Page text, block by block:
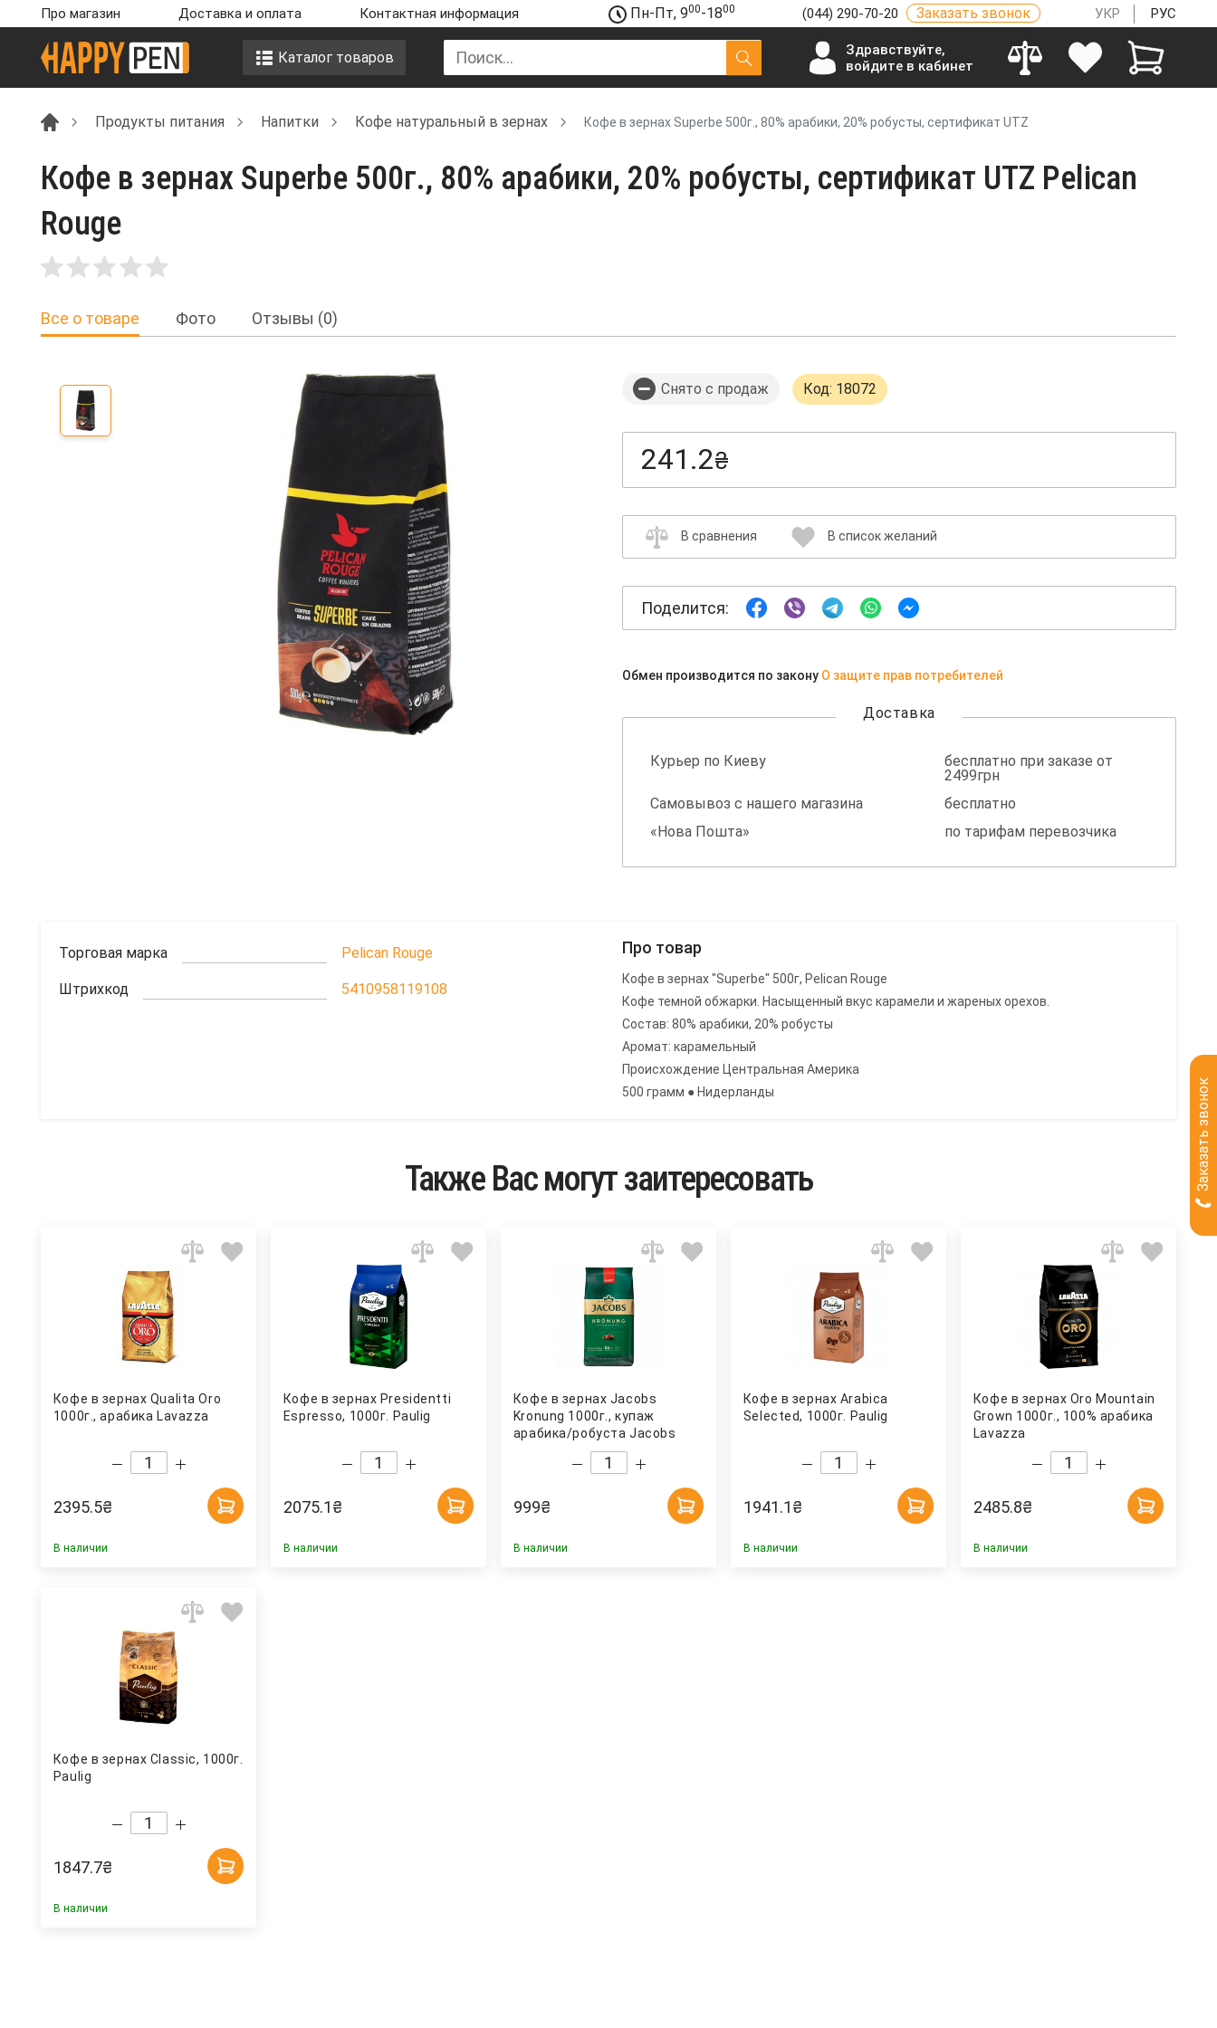
Про магазин Доставка и оплата Контактная информация Пн-Пт, 900-1800 (044) 290-70-20 Заказать звонок УКР РУС
Каталог товаров
Здравствуйте,
войдите в кабинет
Продукты питания Напитки Кофе натуральный в зернах Кофе в зернах Superbe 500г., 80% арабики, 20% робусты, сертификат UTZ
Кофе в зернах Superbe 500г., 80% арабики, 20% робусты, сертификат UTZ Pelican
Rouge
Все о товаре Фото Отзывы (0)
Снято с продаж Код: 18072
241.2₴
В сравнения В список желаний
Поделится:
Обмен производится по закону О защите прав потребителей
Доставка
Курьер по Киеву
бесплатно при заказе от
2499грн
Самовывоз с нашего магазина
бесплатно
«Нова Пошта»
по тарифам перевозчика
Торговая марка Pelican Rouge
Штрихкод 5410958119108
Про товар
Кофе в зернах "Superbe" 500г, Pelican Rouge
Кофе темной обжарки. Насыщенный вкус карамели и жареных орехов.
Состав: 80% арабики, 20% робусты
Аромат: карамельный
Происхождение Центральная Америка
500 грамм ● Нидерланды
Также Вас могут заитересовать
Кофе в зернах Qualita Oro
1000г., арабика Lavazza
2395.5₴
В наличии
Кофе в зернах Presidentti
Espresso, 1000г. Paulig
2075.1₴
В наличии
Кофе в зернах Jacobs
Kronung 1000г., купаж
арабика/робуста Jacobs
999₴
В наличии
Кофе в зернах Arabica
Selected, 1000г. Paulig
1941.1₴
В наличии
Кофе в зернах Oro Mountain
Grown 1000г., 100% арабика
Lavazza
2485.8₴
В наличии
Кофе в зернах Classic, 1000г.
Paulig
1847.7₴
В наличии
Заказать звонок